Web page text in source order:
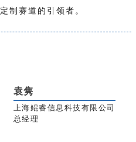
定制赛道的引领者。
袁隽
上海鲲睿信息科技有限公司
总经理